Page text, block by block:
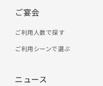
ご宴会
ご利用人数で探す
ご利用シーンで選ぶ
ニュース